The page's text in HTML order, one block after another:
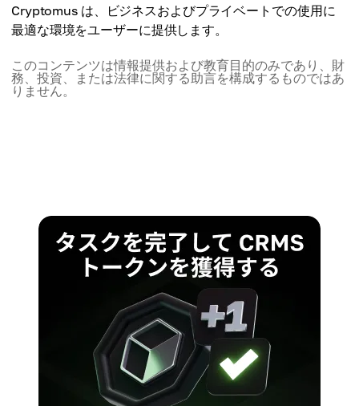
Cryptomus は、ビジネスおよびプライベートでの使用に
最適な環境をユーザーに提供します。
このコンテンツは情報提供および教育目的のみであり、財
務、投資、または法律に関する助言を構成するものではあ
りません。